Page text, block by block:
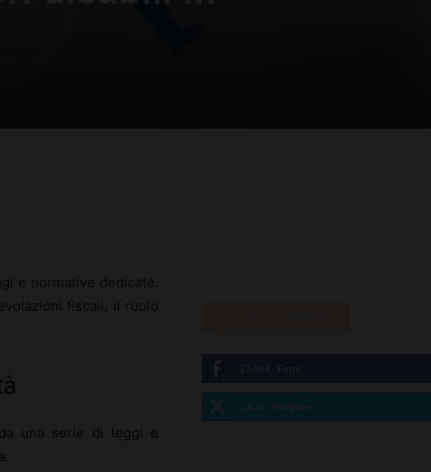
e normative dedicate.
fiscali, il ruolo
una serie di leggi e
2,820 Follower